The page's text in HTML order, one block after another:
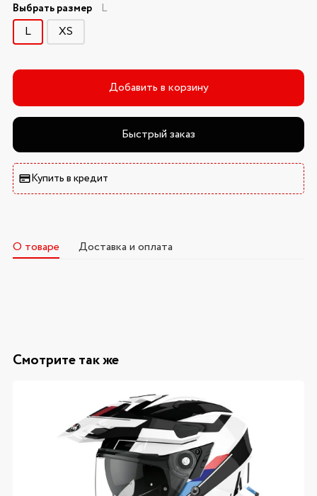
Выбрать размер L
L XS
Добавить в корзину
Быстрый заказ
Купить в кредит
О товаре Доставка и оплата
Смотрите так же